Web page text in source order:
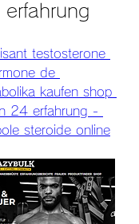
testosterone
de
kaufen shop
24 erfahrung -
steroide online